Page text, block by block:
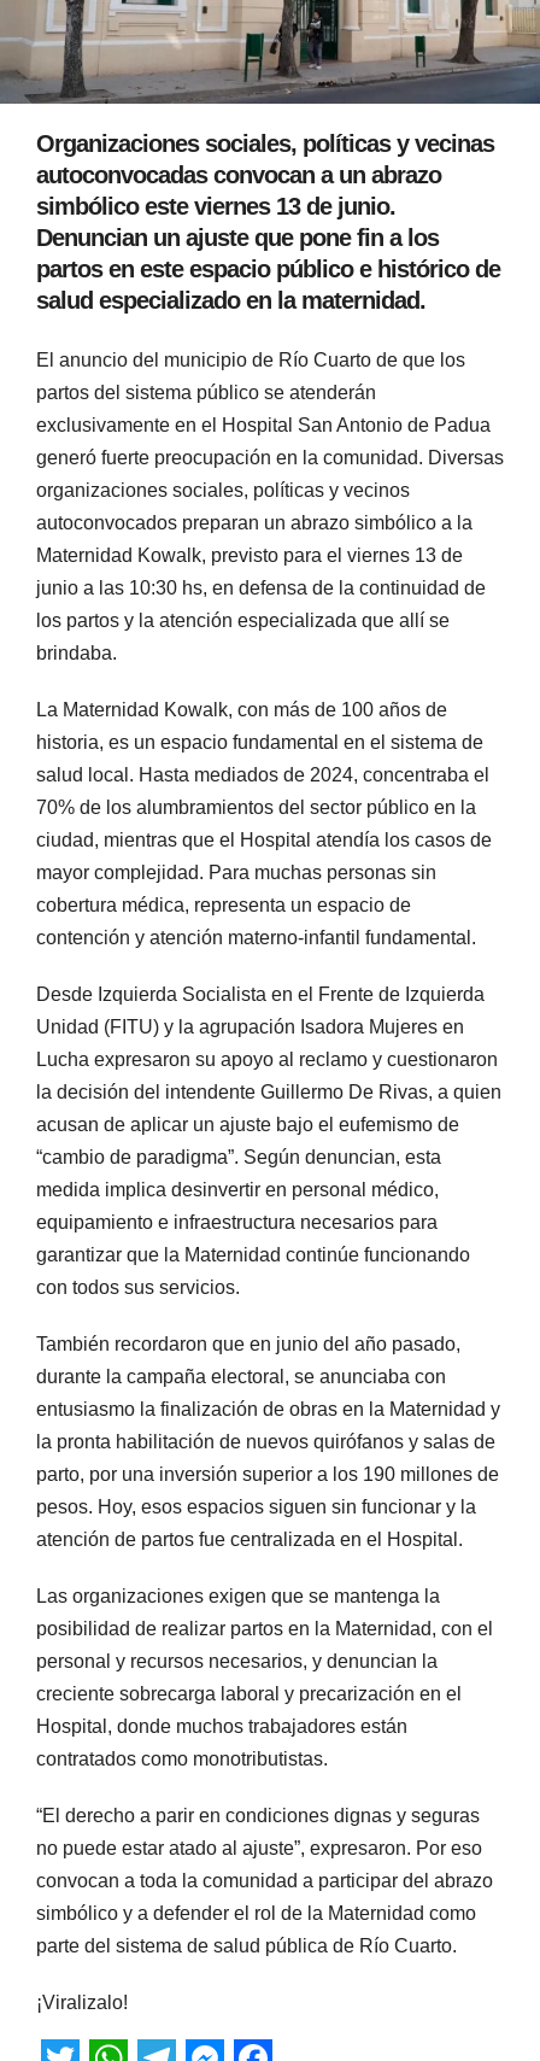
Organizaciones sociales, políticas y vecinas
autoconvocadas convocan a un abrazo
simbólico este viernes 13 de junio.
Denuncian un ajuste que pone fin a los
partos en este espacio público e histórico de
salud especializado en la maternidad.
El anuncio del municipio de Río Cuarto de que los
partos del sistema público se atenderán
exclusivamente en el Hospital San Antonio de Padua
generó fuerte preocupación en la comunidad. Diversas
organizaciones sociales, políticas y vecinos
autoconvocados preparan un abrazo simbólico a la
Maternidad Kowalk, previsto para el viernes 13 de
junio a las 10:30 hs, en defensa de la continuidad de
los partos y la atención especializada que allí se
brindaba.
La Maternidad Kowalk, con más de 100 años de
historia, es un espacio fundamental en el sistema de
salud local. Hasta mediados de 2024, concentraba el
70% de los alumbramientos del sector público en la
ciudad, mientras que el Hospital atendía los casos de
mayor complejidad. Para muchas personas sin
cobertura médica, representa un espacio de
contención y atención materno-infantil fundamental.
Desde Izquierda Socialista en el Frente de Izquierda
Unidad (FITU) y la agrupación Isadora Mujeres en
Lucha expresaron su apoyo al reclamo y cuestionaron
la decisión del intendente Guillermo De Rivas, a quien
acusan de aplicar un ajuste bajo el eufemismo de
“cambio de paradigma”. Según denuncian, esta
medida implica desinvertir en personal médico,
equipamiento e infraestructura necesarios para
garantizar que la Maternidad continúe funcionando
con todos sus servicios.
También recordaron que en junio del año pasado,
durante la campaña electoral, se anunciaba con
entusiasmo la finalización de obras en la Maternidad y
la pronta habilitación de nuevos quirófanos y salas de
parto, por una inversión superior a los 190 millones de
pesos. Hoy, esos espacios siguen sin funcionar y la
atención de partos fue centralizada en el Hospital.
Las organizaciones exigen que se mantenga la
posibilidad de realizar partos en la Maternidad, con el
personal y recursos necesarios, y denuncian la
creciente sobrecarga laboral y precarización en el
Hospital, donde muchos trabajadores están
contratados como monotributistas.
“El derecho a parir en condiciones dignas y seguras
no puede estar atado al ajuste”, expresaron. Por eso
convocan a toda la comunidad a participar del abrazo
simbólico y a defender el rol de la Maternidad como
parte del sistema de salud pública de Río Cuarto.
¡Viralizalo!